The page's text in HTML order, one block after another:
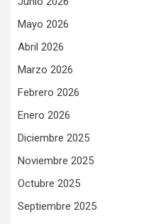
Mayo 2026
Abril 2026
Marzo 2026
Febrero 2026
Enero 2026
Diciembre 2025
Noviembre 2025
Octubre 2025
Septiembre 2025